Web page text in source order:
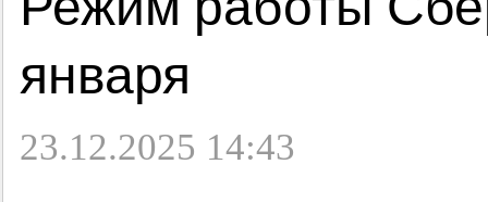
января
23.12.2025 14:43